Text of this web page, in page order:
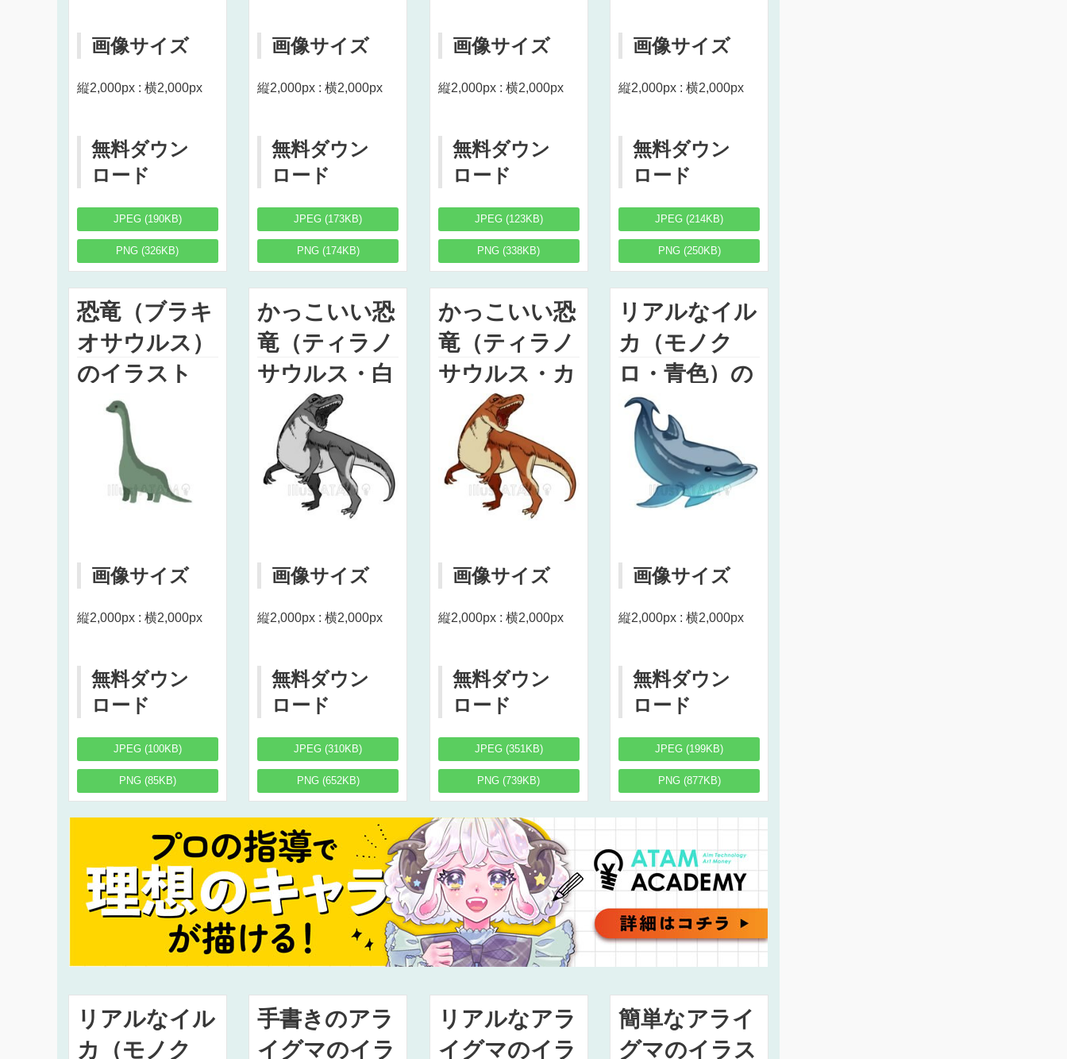
画像サイズ
縦2,000px : 横2,000px
無料ダウン
ロード
JPEG (190KB)
PNG (326KB)
画像サイズ
縦2,000px : 横2,000px
無料ダウン
ロード
JPEG (173KB)
PNG (174KB)
画像サイズ
縦2,000px : 横2,000px
無料ダウン
ロード
JPEG (123KB)
PNG (338KB)
画像サイズ
縦2,000px : 横2,000px
無料ダウン
ロード
JPEG (214KB)
PNG (250KB)
恐竜（ブラキ
オサウルス）
のイラスト
画像サイズ
縦2,000px : 横2,000px
無料ダウン
ロード
JPEG (100KB)
PNG (85KB)
かっこいい恐
竜（ティラノ
サウルス・白
黒）のイラス
ト
画像サイズ
縦2,000px : 横2,000px
無料ダウン
ロード
JPEG (310KB)
PNG (652KB)
かっこいい恐
竜（ティラノ
サウルス・カ
ラー）のイラ
スト
画像サイズ
縦2,000px : 横2,000px
無料ダウン
ロード
JPEG (351KB)
PNG (739KB)
リアルなイル
カ（モノク
ロ・青色）の
イラスト
画像サイズ
縦2,000px : 横2,000px
無料ダウン
ロード
JPEG (199KB)
PNG (877KB)
リアルなイル
カ（モノク
手書きのアラ
イグマのイラ
リアルなアラ
イグマのイラ
簡単なアライ
グマのイラス